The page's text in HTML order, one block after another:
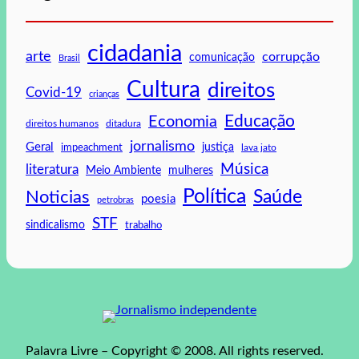
arte Brasil cidadania comunicação corrupção
Covid-19 crianças Cultura direitos
direitos humanos ditadura Economia Educação
Geral impeachment jornalismo justiça lava jato
literatura Meio Ambiente mulheres Música
Noticias petrobras poesia Política Saúde
sindicalismo STF trabalho
Palavra Livre – Copyright © 2008. All rights reserved.